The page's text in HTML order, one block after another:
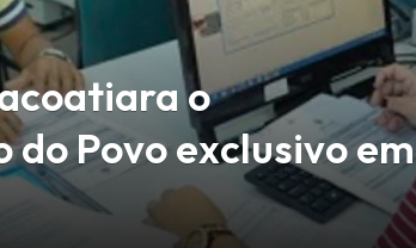
o
Povo exclusivo em